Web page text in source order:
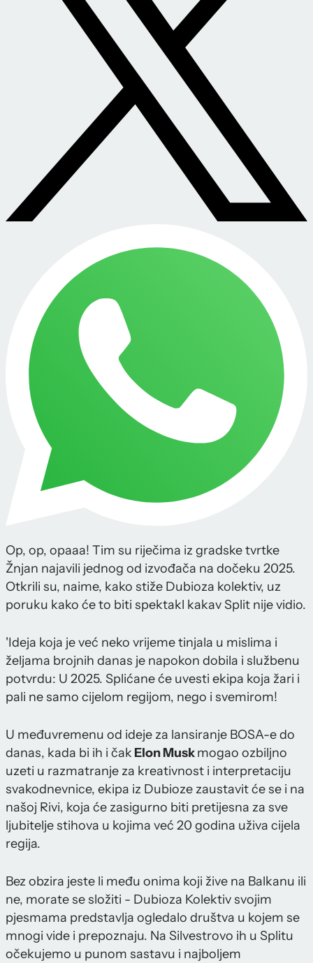
Op, op, opaaa! Tim su riječima iz gradske tvrtke
Žnjan najavili jednog od izvođača na dočeku 2025.
Otkrili su, naime, kako stiže Dubioza kolektiv, uz
poruku kako će to biti spektakl kakav Split nije vidio.
'Ideja koja je već neko vrijeme tinjala u mislima i
željama brojnih danas je napokon dobila i službenu
potvrdu: U 2025. Splićane će uvesti ekipa koja žari i
pali ne samo cijelom regijom, nego i svemirom!
U međuvremenu od ideje za lansiranje BOSA-e do
danas, kada bi ih i čak Elon Muskmogao ozbiljno
uzeti u razmatranje za kreativnost i interpretaciju
svakodnevnice, ekipa iz Dubioze zaustavit će se i na
našoj Rivi, koja će zasigurno biti pretijesna za sve
ljubitelje stihova u kojima već 20 godina uživa cijela
regija.
Bez obzira jeste li među onima koji žive na Balkanu ili
ne, morate se složiti - Dubioza Kolektiv svojim
pjesmama predstavlja ogledalo društva u kojem se
mnogi vide i prepoznaju. Na Silvestrovo ih u Splitu
očekujemo u punom sastavu i najboljem